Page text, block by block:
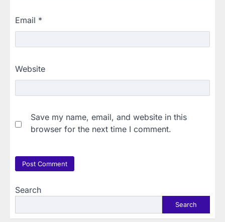
Email *
Website
Save my name, email, and website in this
browser for the next time I comment.
Search
Search